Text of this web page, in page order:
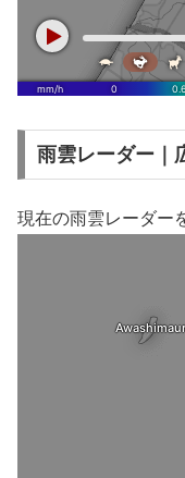
雨雲レーダー｜
現在の雨雲レーダー